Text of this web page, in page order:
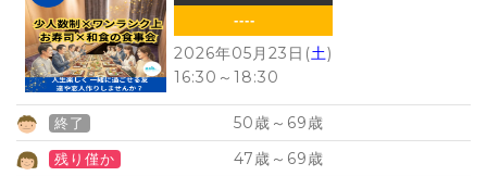
----
2026年05月23日(土)
16:30 ～ 18:30
終了 50歳～ 69歳
残り僅か 47歳～ 69歳